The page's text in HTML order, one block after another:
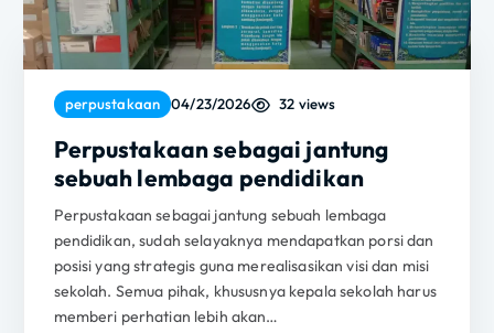
perpustakaan 04/23/2026 32 views
Perpustakaan sebagai jantung
sebuah lembaga pendidikan
Perpustakaan sebagai jantung sebuah lembaga
pendidikan, sudah selayaknya mendapatkan porsi dan
posisi yang strategis guna merealisasikan visi dan misi
sekolah. Semua pihak, khususnya kepala sekolah harus
memberi perhatian lebih akan…